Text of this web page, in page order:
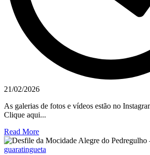
21/02/2026
As galerias de fotos e vídeos estão no
Clique aqui...
Read More
guaratingueta